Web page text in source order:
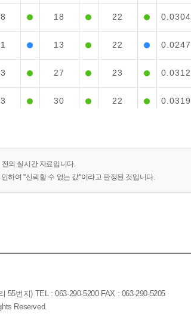
18 22 0.0304
13 22 0.0247
27 23 0.0312
30 22 0.0319
16 12 0.0200
의 실시간 자료입니다.
하여 "신뢰할 수 없는 값"이라고 판정된 것입니다.
번지) TEL : 063-290-5200 FAX : 063-290-5205
Reserved.